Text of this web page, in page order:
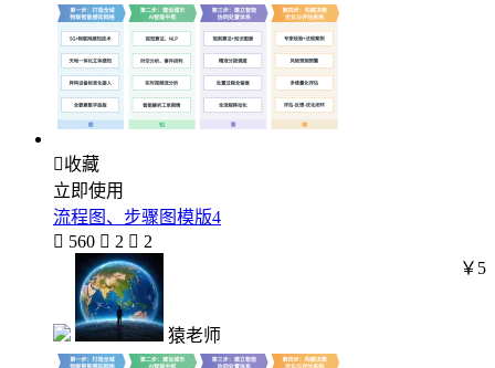
收藏
立即使用
流程图、步骤图模版4
 560  2  2
猿老师
￥5